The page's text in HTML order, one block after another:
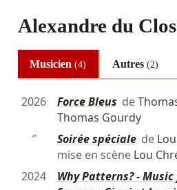
Alexandre du
Musicien(4) Autres (2)
2026 Force Bleus de
Thomas Gourdy
″
Soirée spécialede
mise en scène Lou
2024
Why Patterns? -